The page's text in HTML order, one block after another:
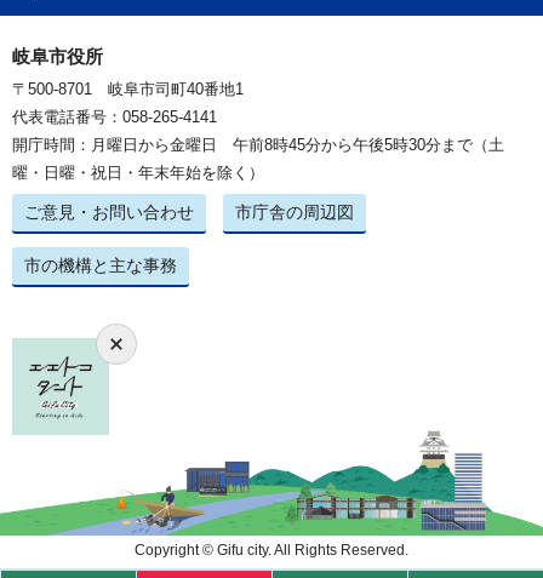
岐阜市役所
〒500-8701 岐阜市司町40番地1
代表電話番号：058-265-4141
開庁時間：月曜日から金曜日 午前8時45分から午後5時30分まで（土
曜・日曜・祝日・年末年始を除く）
ご意見・お問い合わせ 市庁舎の周辺図
市の機構と主な事務
Copyright © Gifu city. All Rights Reserved.